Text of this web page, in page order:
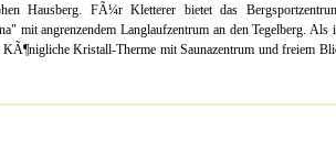
Hausberg. FÃ¼r Kletterer bietet das
mit angrenzendem Langlaufzentrum an den Tegelberg. Als
Kristall-Therme mit Saunazentrum und freiem